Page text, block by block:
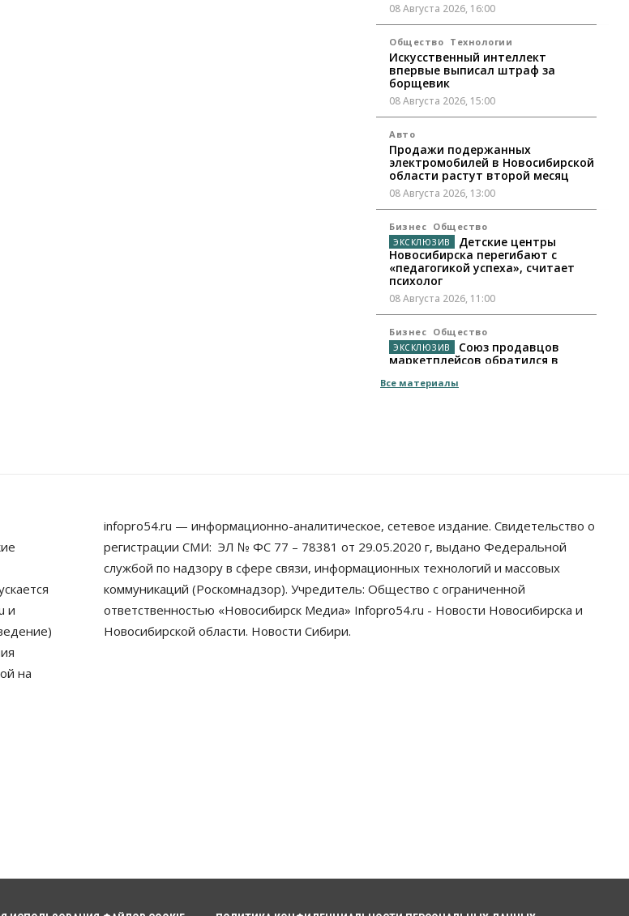
08 Августа 2026, 16:00
Общество Технологии
Искусственный интеллект
впервые выписал штраф за
борщевик
08 Августа 2026, 15:00
Авто
Продажи подержанных
электромобилей в Новосибирской
области растут второй месяц
08 Августа 2026, 13:00
Бизнес Общество
Детские центры
Новосибирска перегибают с
«педагогикой успеха», считает
психолог
08 Августа 2026, 11:00
Бизнес Общество
Союз продавцов
маркетплейсов обратился в
WB
В Новосибирской
области резко сократился
грузооборот в автоперевозках
07 Августа 2026, 19:00
Общество
Все материалы
и
на
infopro54.ru — информационно-аналитическое, сетевое издание. Свидетельство о
регистрации СМИ: ЭЛ № ФС 77 – 78381 от 29.05.2020 г, выдано Федеральной
службой по надзору в сфере связи, информационных технологий и массовых
коммуникаций (Роскомнадзор). Учредитель: Общество с ограниченной
ответственностью «Новосибирск Медиа» Infopro54.ru - Новости Новосибирска и
Новосибирской области. Новости Сибири.